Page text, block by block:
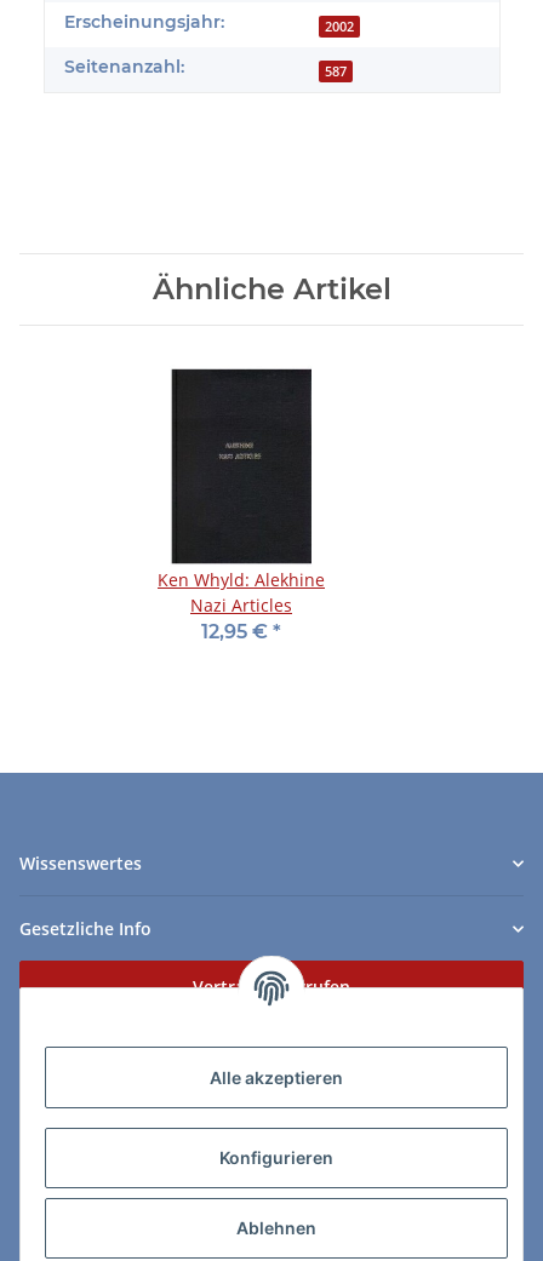
Alle akzeptieren
Konfigurieren
Ablehnen
Erscheinungsjahr: 2002
Seitenanzahl: 587
Ähnliche Artikel
Ken Whyld: Alekhine
Nazi Articles
12,95 € *
Wissenswertes
Gesetzliche Info
Vertrag widerrufen